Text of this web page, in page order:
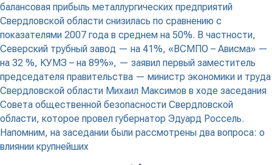
балансовая прибыль металлургических предприятий
Свердловской области снизилась по сравнению с
показателями 2007 года в среднем на 50%. В частности,
Северский трубный завод — на 41%, «ВСМПО – Ависма» —
на 32 %, КУМЗ – на 89%», — заявил первый заместитель
председателя правительства — министр экономики и труда
Свердловской области Михаил Максимов в ходе заседания
Совета общественной безопасности Свердловской
области, которое провел губернатор Эдуард Россель.
Напомним, на заседании были рассмотрены два вопроса: о
влиянии крупнейших